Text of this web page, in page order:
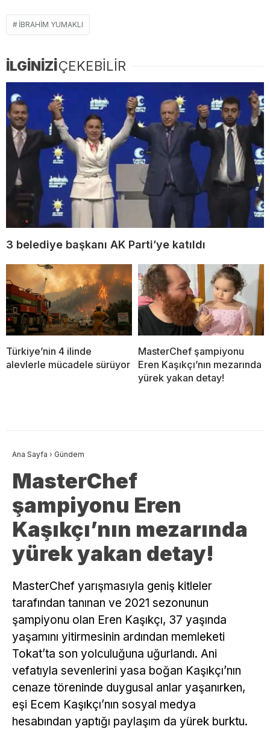
İBRAHIM YUMAKLI
İLGİNİZİÇEKEBİLİR
3 belediye başkanı AK Parti’ye katıldı
Türkiye’nin 4 ilinde
alevlerle mücadele sürüyor
MasterChef şampiyonu
Eren Kaşıkçı’nın mezarında
yürek yakan detay!
Ana Sayfa › Gündem
MasterChef
şampiyonu Eren
Kaşıkçı’nın mezarında
yürek yakan detay!
MasterChef yarışmasıyla geniş kitleler
tarafından tanınan ve 2021 sezonunun
şampiyonu olan Eren Kaşıkçı, 37 yaşında
yaşamını yitirmesinin ardından memleketi
Tokat’ta son yolculuğuna uğurlandı. Ani
vefatıyla sevenlerini yasa boğan Kaşıkçı’nın
cenaze töreninde duygusal anlar yaşanırken,
eşi Ecem Kaşıkçı’nın sosyal medya
hesabından yaptığı paylaşım da yürek burktu.